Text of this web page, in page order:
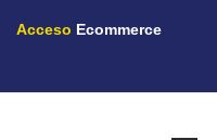
Acceso Ecommerce